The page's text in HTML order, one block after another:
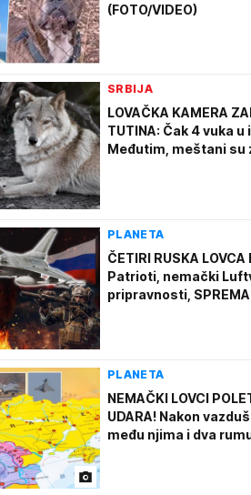
(FOTO/VIDEO)
SRBIJA
LOVAČKA KAMERA
TUTINA: Čak 4 vuka
Međutim, meštani su
PLANETA
ČETIRI RUSKA
Patrioti, nemački
pripravnosti,
PLANETA
NEMAČKI LOVCI
UDARA! Nakon
među njima i dva